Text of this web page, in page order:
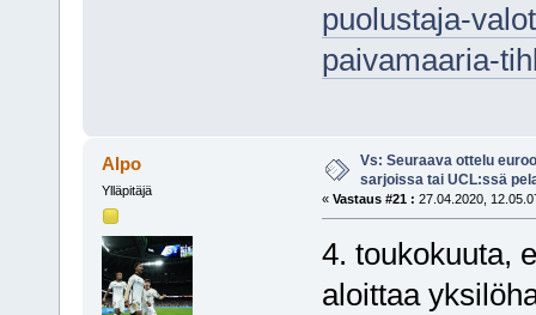
puolustaja-
paivamaaria-
Alpo
Ylläpitäjä
Vs: Seuraava ottelu
sarjoissa tai UCL:ssä
« Vastaus #21 : 27.04.2020,
4. toukokuuta,
aloittaa